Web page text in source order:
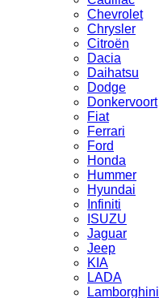
Chevrolet
Chrysler
Citroën
Dacia
Daihatsu
Dodge
Donkervoort
Fiat
Ferrari
Ford
Honda
Hummer
Hyundai
Infiniti
ISUZU
Jaguar
Jeep
KIA
LADA
Lamborghini